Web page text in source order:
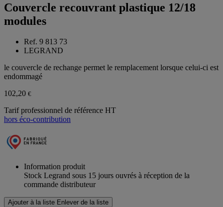
Couvercle recouvrant plastique 12/18
modules
Ref. 9 813 73
LEGRAND
le couvercle de rechange permet le remplacement lorsque celui-ci est
endommagé
102,20 €
Tarif professionnel de référence HT
hors éco-contribution
Information produit
Stock Legrand sous 15 jours ouvrés à réception de la
commande distributeur
Ajouter à la liste Enlever de la liste